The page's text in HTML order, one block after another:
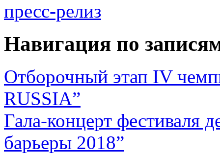
пресс-релиз
Навигация по
Отборочный этап IV
RUSSIA”
Гала-концерт фестиваля
барьеры 2018”